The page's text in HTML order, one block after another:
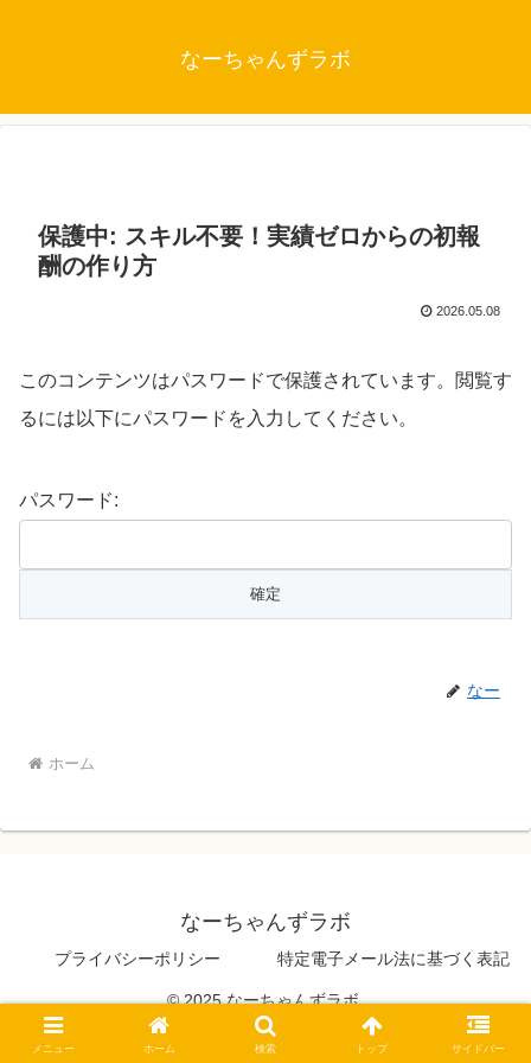
なーちゃんずラボ
保護中: スキル不要！実績ゼロからの初報
酬の作り方
2026.05.08
このコンテンツはパスワードで保護されています。閲覧す
るには以下にパスワードを入力してください。
パスワード:
なー
ホーム
なーちゃんずラボ
プライバシーポリシー 特定電子メール法に基づく表記
© 2025 なーちゃんずラボ.
メニュー ホーム 検索 トップ サイドバー